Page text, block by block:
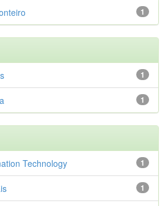
1
1
1
1
Technology
1